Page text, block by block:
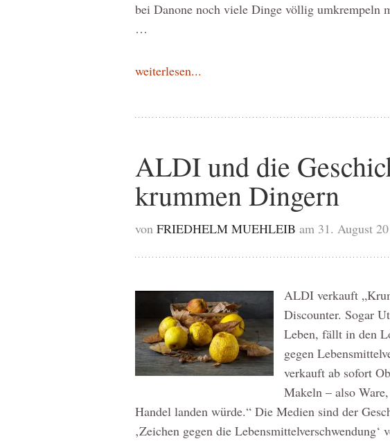
bei Danone noch viele Dinge völlig umkrempeln
…
weiterlesen...
ALDI und die
krummen Dingern
von FRIEDHELM MUEHLEIB am 31. August
ALDI verkauft
Discounter. Sogar
Leben, fällt in den
gegen
verkauft ab sofort
Makeln – also
Handel landen würde.“ Die Medien sind der
‚Zeichen gegen die